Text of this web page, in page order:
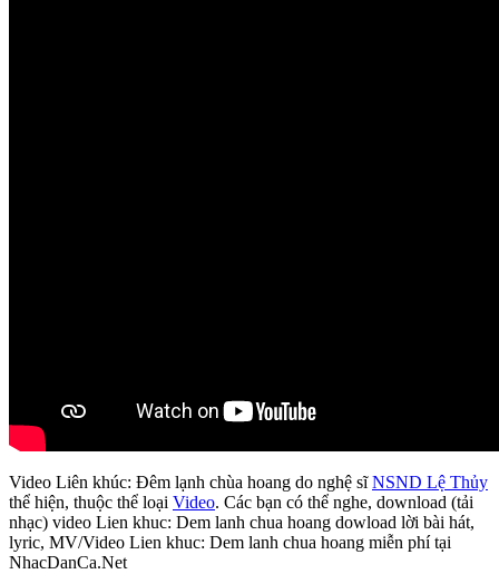
Video Liên khúc: Đêm lạnh chùa hoang do nghệ sĩNSND Lệ Thủy
thể hiện, thuộc thể loại Video. Các bạn có thể nghe, download (tải
nhạc) video Lien khuc: Dem lanh chua hoang dowload lời bài hát,
lyric, MV/Video Lien khuc: Dem lanh chua hoang miễn phí tại
NhacDanCa.Net